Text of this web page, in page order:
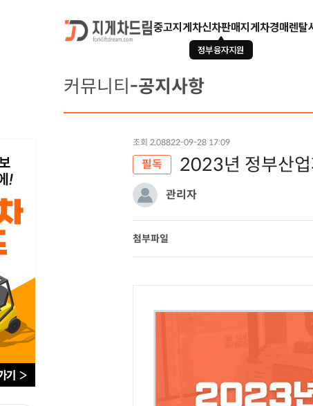
중고지게차신차판매
정부융자지원
지게차경매 렌탈
커뮤니티 -공지사항
조회 2,08822-09-28 17:09
필독 2023년 정부산업
관리자
첨부파일